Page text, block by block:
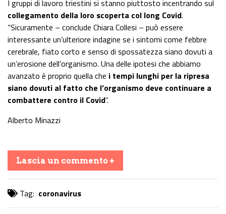
I gruppi di lavoro triestini si stanno piuttosto incentrando sul
collegamento della loro scoperta col long Covid.
“Sicuramente – conclude Chiara Collesi – può essere
interessante un’ulteriore indagine se i sintomi come febbre
cerebrale, fiato corto e senso di spossatezza siano dovuti a
un’erosione dell’organismo. Una delle ipotesi che abbiamo
avanzato è proprio quella che i tempi lunghi per la ripresa
siano dovuti al fatto che l’organismo deve continuare a
combattere contro il Covid”.
Alberto Minazzi
Lascia un commento +
Tag: coronavirus